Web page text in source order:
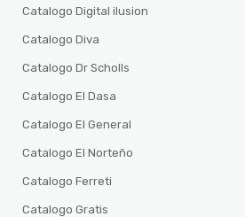
Catalogo Digital ilusion
Catalogo Diva
Catalogo Dr Scholls
Catalogo El Dasa
Catalogo El General
Catalogo El Norteño
Catalogo Ferreti
Catalogo Gratis